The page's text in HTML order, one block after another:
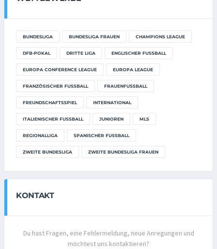
BUNDESLIGA BUNDESLIGA FRAUEN CHAMPIONS LEAGUE
DFB-POKAL DRITTE LIGA ENGLISCHER FUSSBALL
EUROPA CONFERENCE LEAGUE EUROPA LEAGUE
FRANZÖSISCHER FUSSBALL FRAUENFUSSBALL
FREUNDSCHAFTSSPIEL INTERNATIONAL
ITALIENISCHER FUSSBALL JUNIOREN MLS
REGIONALLIGA SPANISCHER FUSSBALL
ZWEITE BUNDESLIGA ZWEITE BUNDESLIGA FRAUEN
KONTAKT
Du hast Fragen, eine Fehlermeldung, neue Anregungen und
möchtest uns kontaktieren?